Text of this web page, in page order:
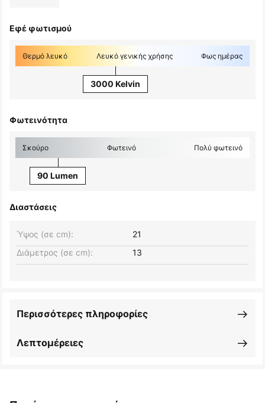
Εφέ φωτισμού
Θερμό λευκό Λευκό γενικής χρήσης Φως ημέρας
3000 Kelvin
Φωτεινότητα
Σκούρο Φωτεινό Πολύ φωτεινό
90 Lumen
Διαστάσεις
Ύψος (σε cm):
21
Διάμετρος (σε cm):
13
Λεπτομέρειες
Περισσότερες πληροφορίες